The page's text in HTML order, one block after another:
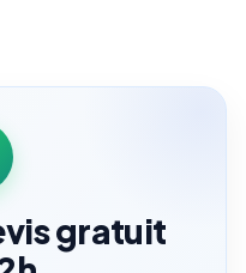
gratuit